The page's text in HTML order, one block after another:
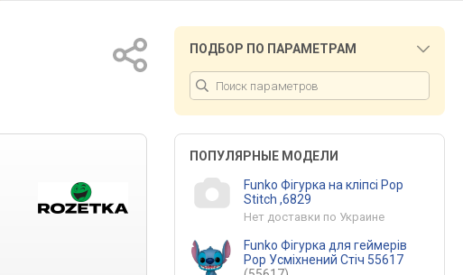
ПОДБОР ПО ПАРАМЕТРАМ
ПОПУЛЯРНЫЕ МОДЕЛИ
Funko Фігурка на кліпсі Pop
Stitch ,6829
Нет доставки по Украине
Funko Фігурка для геймерів
Pop Усміхнений Стіч 55617